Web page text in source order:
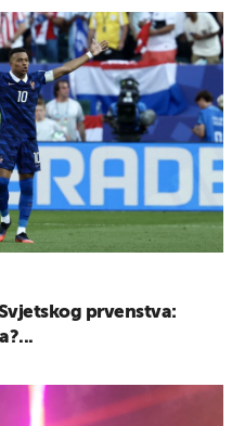
prvenstva: